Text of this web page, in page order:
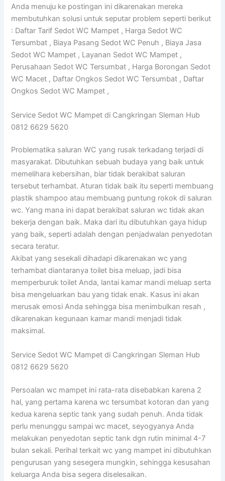
Anda menuju ke postingan ini dikarenakan mereka
membutuhkan solusi untuk seputar problem seperti berikut
: Daftar Tarif Sedot WC Mampet , Harga Sedot WC
Tersumbat , Biaya Pasang Sedot WC Penuh , Biaya Jasa
Sedot WC Mampet , Layanan Sedot WC Mampet ,
Perusahaan Sedot WC Tersumbat , Harga Borongan Sedot
WC Macet , Daftar Ongkos Sedot WC Tersumbat , Daftar
Ongkos Sedot WC Mampet ,
Service Sedot WC Mampet di Cangkringan Sleman Hub
0812 6629 5620
Problematika saluran WC yang rusak terkadang terjadi di
masyarakat. Dibutuhkan sebuah budaya yang baik untuk
memelihara kebersihan, biar tidak berakibat saluran
tersebut terhambat. Aturan tidak baik itu seperti membuang
plastik shampoo atau membuang puntung rokok di saluran
wc. Yang mana ini dapat berakibat saluran wc tidak akan
bekerja dengan baik. Maka dari itu dibutuhkan gaya hidup
yang baik, seperti adalah dengan penjadwalan penyedotan
secara teratur.
Akibat yang sesekali dihadapi dikarenakan wc yang
terhambat diantaranya toilet bisa meluap, jadi bisa
memperburuk toilet Anda, lantai kamar mandi meluap serta
bisa mengeluarkan bau yang tidak enak. Kasus ini akan
merusak emosi Anda sehingga bisa menimbulkan resah ,
dikarenakan kegunaan kamar mandi menjadi tidak
maksimal.
Service Sedot WC Mampet di Cangkringan Sleman Hub
0812 6629 5620
Persoalan wc mampet ini rata-rata disebabkan karena 2
hal, yang pertama karena wc tersumbat kotoran dan yang
kedua karena septic tank yang sudah penuh. Anda tidak
perlu menunggu sampai wc macet, seyogyanya Anda
melakukan penyedotan septic tank dgn rutin minimal 4-7
bulan sekali. Perihal terkait wc yang mampet ini dibutuhkan
pengurusan yang sesegera mungkin, sehingga kesusahan
keluarga Anda bisa segera diselesaikan.